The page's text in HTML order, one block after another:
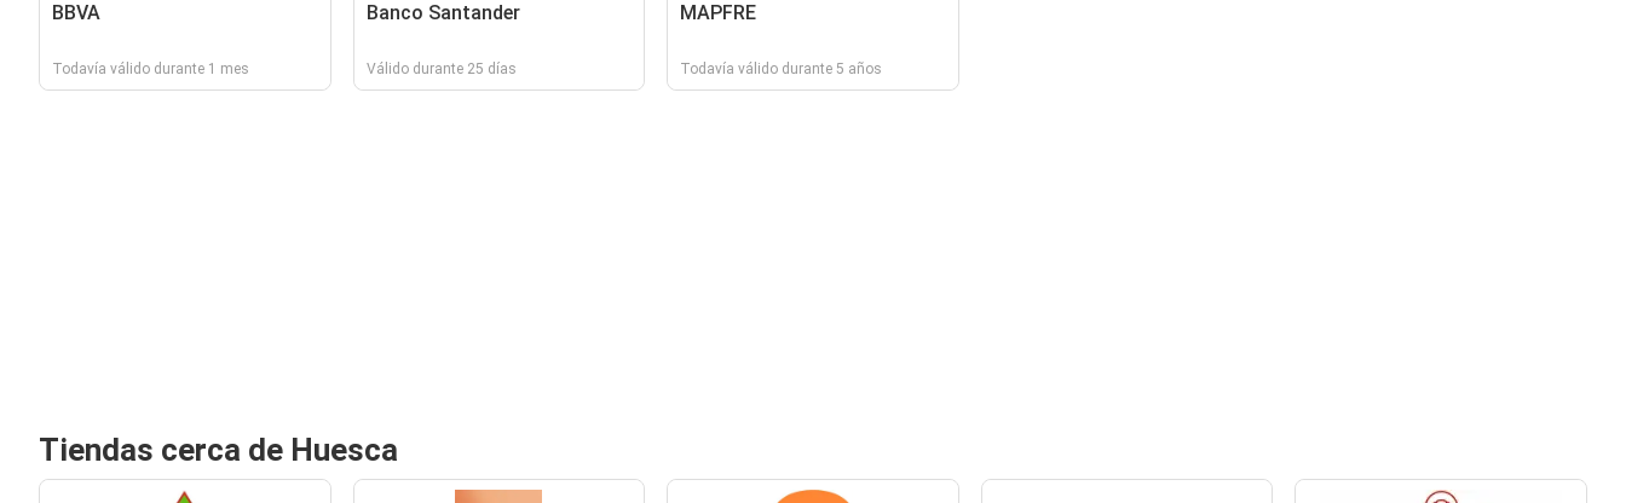
BBVA
Todavía válido durante 1 mes
Banco Santander
Válido durante 25 días
MAPFRE
Todavía válido durante 5 años
Tiendas cerca de Huesca